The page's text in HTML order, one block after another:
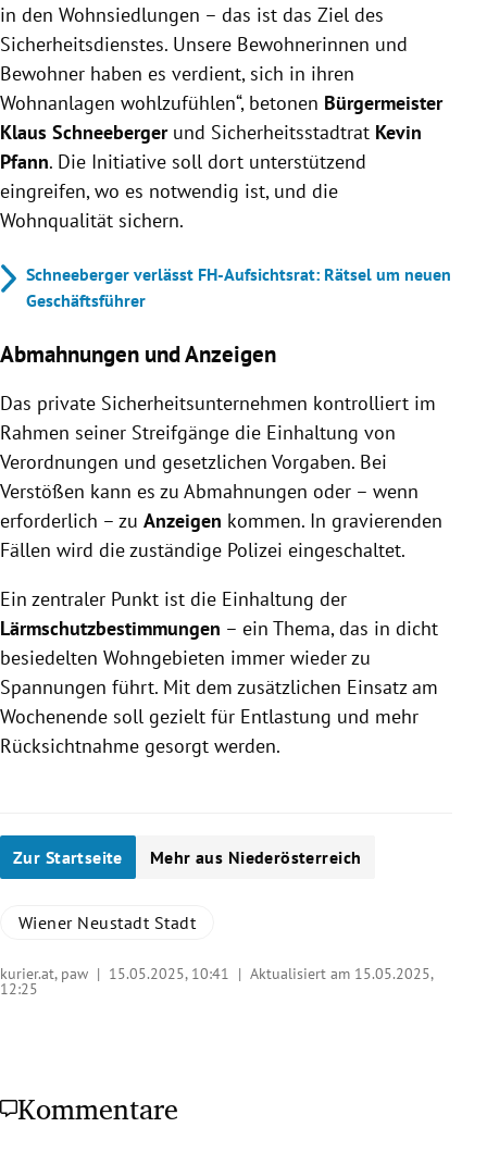
in den Wohnsiedlungen – das ist das Ziel des
Sicherheitsdienstes. Unsere Bewohnerinnen und
Bewohner haben es verdient, sich in ihren
Wohnanlagen wohlzufühlen“, betonen Bürgermeister
Klaus Schneebergerund Sicherheitsstadtrat Kevin
Pfann. Die Initiative soll dort unterstützend
eingreifen, wo es notwendig ist, und die
Wohnqualität sichern.
Schneeberger verlässt FH-Aufsichtsrat: Rätsel um neuen
Geschäftsführer
Abmahnungen und Anzeigen
Das private Sicherheitsunternehmen kontrolliert im
Rahmen seiner Streifgänge die Einhaltung von
Verordnungen und gesetzlichen Vorgaben. Bei
Verstößen kann es zu Abmahnungen oder – wenn
erforderlich – zu Anzeigen kommen. In gravierenden
Fällen wird die zuständige Polizei eingeschaltet.
Ein zentraler Punkt ist die Einhaltung der
Lärmschutzbestimmungen – ein Thema, das in dicht
besiedelten Wohngebieten immer wieder zu
Spannungen führt. Mit dem zusätzlichen Einsatz am
Wochenende soll gezielt für Entlastung und mehr
Rücksichtnahme gesorgt werden.
Zur Startseite Mehr aus Niederösterreich
Wiener Neustadt Stadt
kurier.at, paw | 15.05.2025, 10:41 | Aktualisiert am 15.05.2025,
12:25
Kommentare